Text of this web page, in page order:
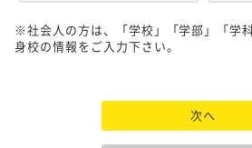
※社会人の方は、「学校」「学部」「学
身校の情報をご入力下さい。
次へ